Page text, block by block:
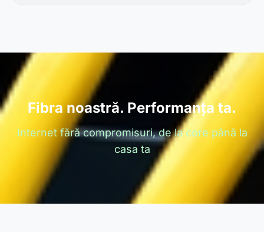
Fibra noastră. Performanța ta.
Internet fără compromisuri, de la core până la
casa ta